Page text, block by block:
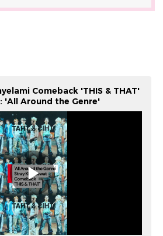
Comeback 'THIS & THAT'
'All Around the Genre'